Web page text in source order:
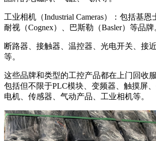
工业相机（Industrial Cameras）：包括基恩
耐视（Cognex）、巴斯勒（Basler）等品牌
断路器、接触器、温控器、光电开关、接
等。
这些品牌和类型的工控产品都在上门回收
包括但不限于PLC模块、变频器、触摸屏
电机、传感器、气动产品、工业相机等。